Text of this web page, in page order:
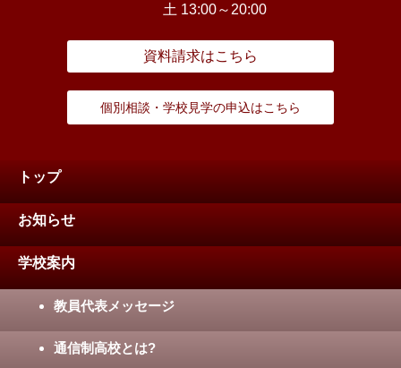
土 13:00～20:00
資料請求はこちら
個別相談・学校見学の申込はこちら
トップ
お知らせ
学校案内
教員代表メッセージ
通信制高校とは?